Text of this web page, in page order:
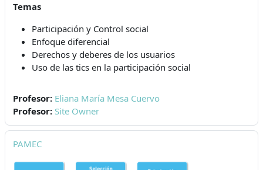
Temas
Participación y Control social
Enfoque diferencial
Derechos y deberes de los usuarios
Uso de las tics en la participación social
Profesor: Eliana María Mesa Cuervo
Profesor: Site Owner
PAMEC